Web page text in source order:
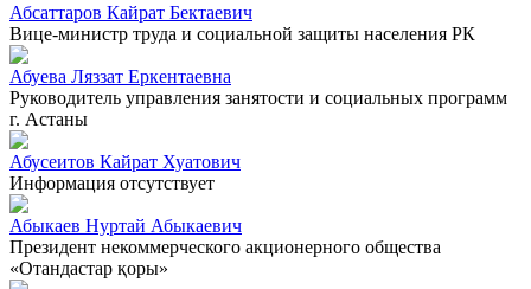
Абсаттаров Кайрат Бектаевич
Вице-министр труда и социальной защиты населения РК
Абуева Ляззат Еркентаевна
Руководитель управления занятости и социальных программ
г. Астаны
Абусеитов Кайрат Хуатович
Информация отсутствует
Абыкаев Нуртай Абыкаевич
Президент некоммерческого акционерного общества
«Отандастар қоры»